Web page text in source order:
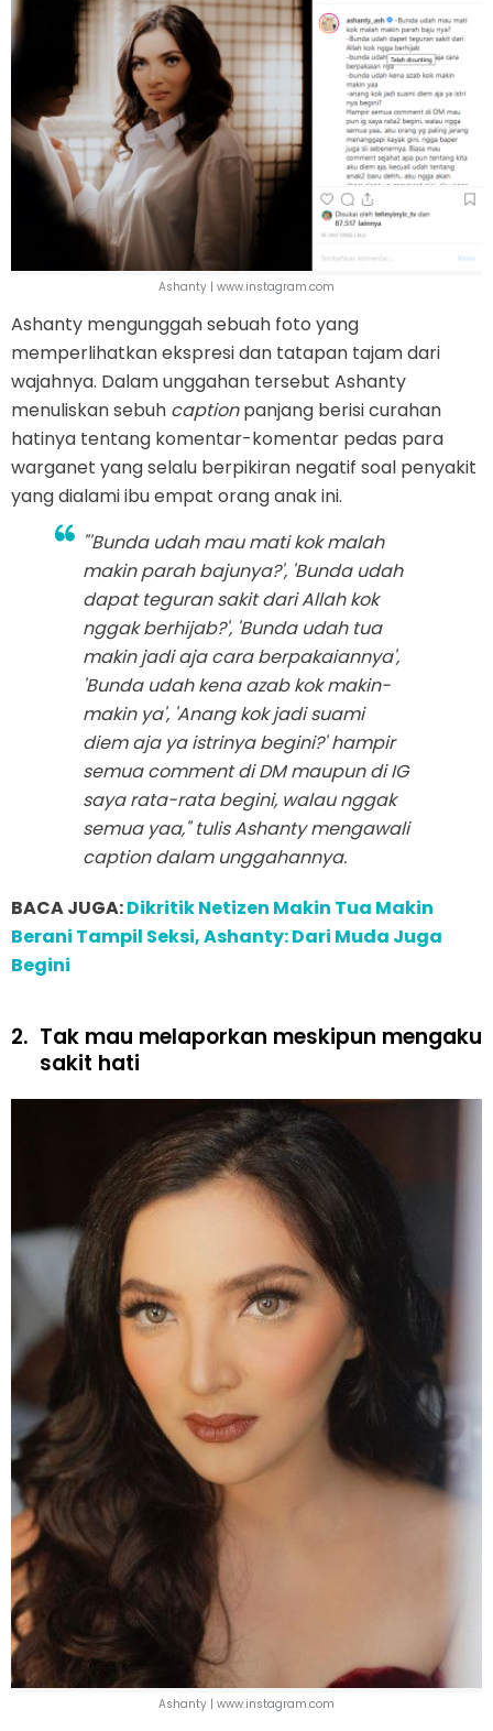
Ashanty | www.instagram.com
Ashanty mengunggah sebuah foto yang
memperlihatkan ekspresi dan tatapan tajam dari
wajahnya. Dalam unggahan tersebut Ashanty
menuliskan sebuh captionpanjang berisi curahan
hatinya tentang komentar-komentar pedas para
warganet yang selalu berpikiran negatif soal penyakit
yang dialami ibu empat orang anak ini.
"'Bunda udah mau mati kok malah
makin parah bajunya?', 'Bunda udah
dapat teguran sakit dari Allah kok
nggak berhijab?', 'Bunda udah tua
makin jadi aja cara berpakaiannya',
'Bunda udah kena azab kok makin-
makin ya', 'Anang kok jadi suami
diem aja ya istrinya begini?' hampir
semuacommentdi DM maupun di IG
saya rata-rata begini, walau nggak
semua yaa," tulis Ashanty mengawali
captiondalam unggahannya.
BACA JUGA:Dikritik Netizen Makin Tua Makin
Berani Tampil Seksi, Ashanty: Dari Muda Juga
Begini
2. Tak mau melaporkan meskipun mengaku
sakit hati
Ashanty | www.instagram.com